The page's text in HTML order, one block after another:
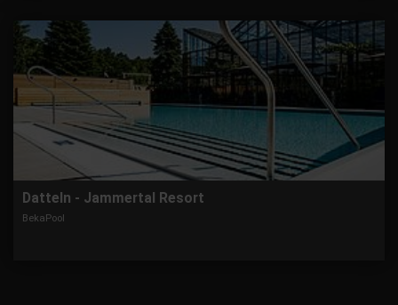
Datteln - Jammertal Resort
BekaPool